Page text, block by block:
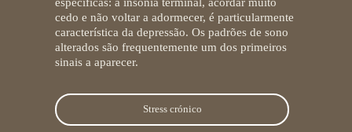
cedo e não voltar a adormecer, é particularmente
característica da depressão. Os padrões de sono
alterados são frequentemente um dos primeiros
sinais a aparecer.
Stress crónico